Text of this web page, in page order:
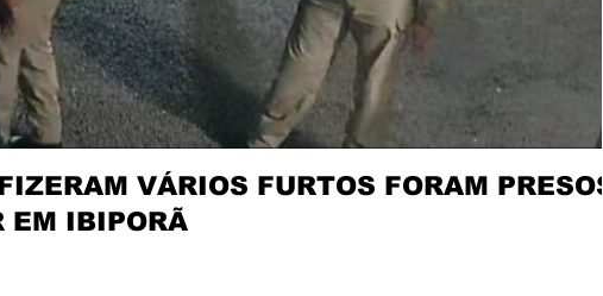
VÁRIOS FURTOS FORAM PRESOS
EM IBIPORÃ